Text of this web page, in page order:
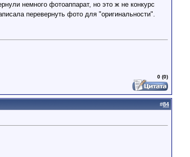
немного фотоаппарат, но это ж не конкурс
перевернуть фото для "оригинальности".
0 (0)
#84